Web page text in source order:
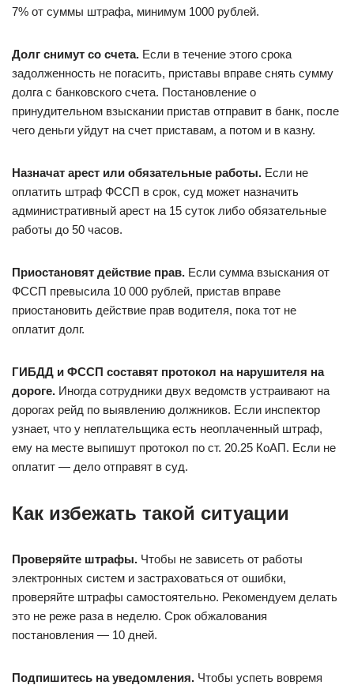
7% от суммы штрафа, минимум 1000 рублей.
Долг снимут со счета. Если в течение этого срока
задолженность не погасить, приставы вправе снять сумму
долга с банковского счета. Постановление о
принудительном взыскании пристав отправит в банк, после
чего деньги уйдут на счет приставам, а потом и в казну.
Назначат арест или обязательные работы. Если не
оплатить штраф ФССП в срок, суд может назначить
административный арест на 15 суток либо обязательные
работы до 50 часов.
Приостановят действие прав. Если сумма взыскания от
ФССП превысила 10 000 рублей, пристав вправе
приостановить действие прав водителя, пока тот не
оплатит долг.
ГИБДД и ФССП составят протокол на нарушителя на
дороге. Иногда сотрудники двух ведомств устраивают на
дорогах рейд по выявлению должников. Если инспектор
узнает, что у неплательщика есть неоплаченный штраф,
ему на месте выпишут протокол по ст. 20.25 КоАП. Если не
оплатит — дело отправят в суд.
Как избежать такой ситуации
Проверяйте штрафы. Чтобы не зависеть от работы
электронных систем и застраховаться от ошибки,
проверяйте штрафы самостоятельно. Рекомендуем делать
это не реже раза в неделю. Срок обжалования
постановления — 10 дней.
Подпишитесь на уведомления. Чтобы успеть вовремя